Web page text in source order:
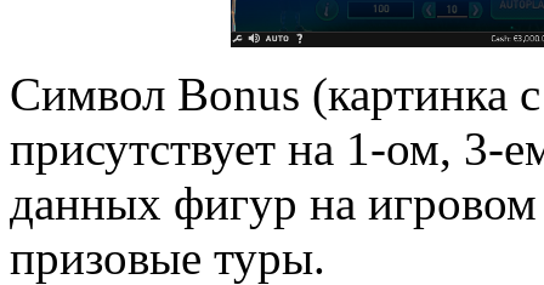
Символ Bonus (картинка
присутствует на 1-ом, 3-
данных фигур на игровом
призовые туры.